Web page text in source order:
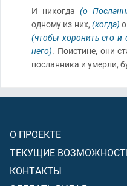
И никогда (о
одному из них, (когда)
(чтобы хоронить его и
него). Поистине, они
посланника и умерли,
О ПРОЕКТЕ
ТЕКУЩИЕ
КОНТАКТЫ